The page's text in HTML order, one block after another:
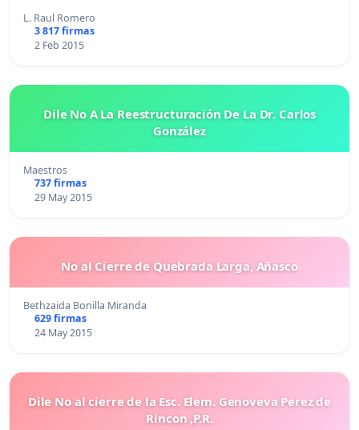
L. Raul Romero
3 817 firmas
2 Feb 2015
Dile No A La Reestructuración De La Dr. Carlos
González
Maestros
737 firmas
29 May 2015
No al Cierre de Quebrada Larga, Añasco
Bethzaida Bonilla Miranda
629 firmas
24 May 2015
Dile No al cierre de la Esc. Elem. Genoveva Perez de
Rincon ,P.R.